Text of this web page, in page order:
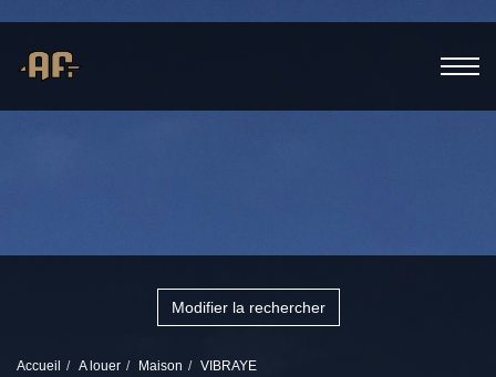
Modifier la rechercher
Accueil A louer Maison VIBRAYE